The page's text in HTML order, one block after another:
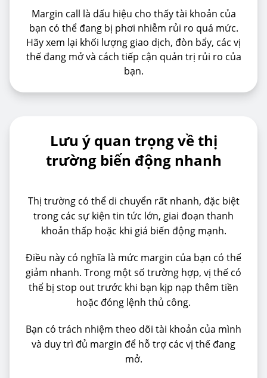
Margin call là dấu hiệu cho thấy tài khoản của
bạn có thể đang bị phơi nhiễm rủi ro quá mức.
Hãy xem lại khối lượng giao dịch, đòn bẩy, các vị
thế đang mở và cách tiếp cận quản trị rủi ro của
bạn.
Lưu ý quan trọng về thị
trường biến động nhanh
Thị trường có thể di chuyển rất nhanh, đặc biệt
trong các sự kiện tin tức lớn, giai đoạn thanh
khoản thấp hoặc khi giá biến động mạnh.
Điều này có nghĩa là mức margin của bạn có thể
giảm nhanh. Trong một số trường hợp, vị thế có
thể bị stop out trước khi bạn kịp nạp thêm tiền
hoặc đóng lệnh thủ công.
Bạn có trách nhiệm theo dõi tài khoản của mình
và duy trì đủ margin để hỗ trợ các vị thế đang
mở.